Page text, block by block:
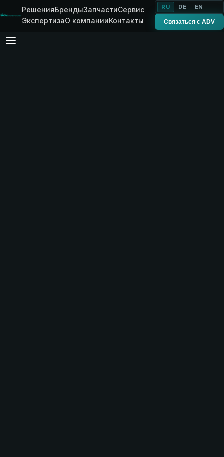
РешенияБрендыЗапчастиСервис
ЭкспертизаО компанииКонтакты
RU DE EN
Связаться с ADV